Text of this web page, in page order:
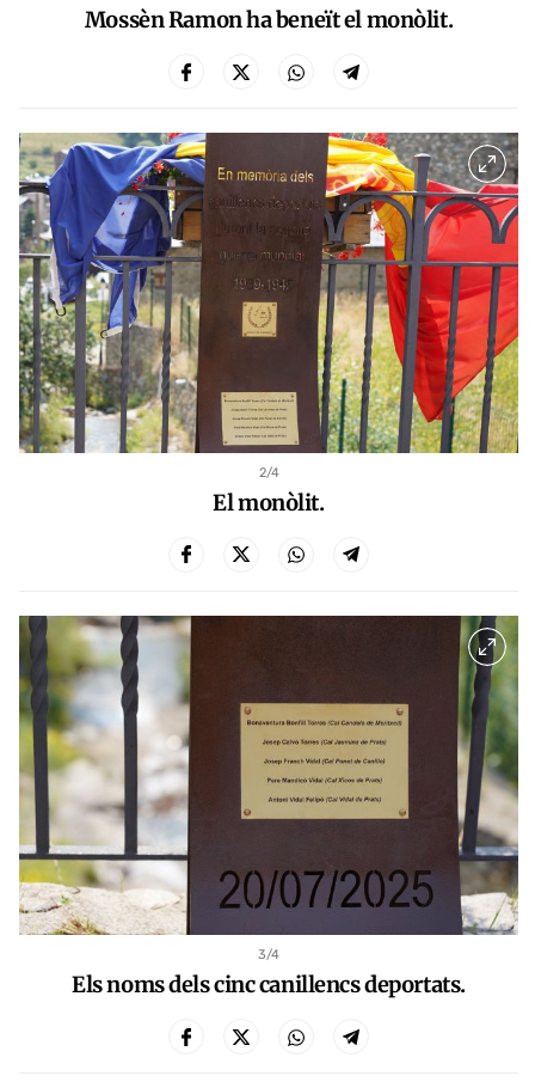
Mossèn Ramon ha beneït el monòlit.
2/4
El monòlit.
3/4
Els noms dels cinc canillencs deportats.